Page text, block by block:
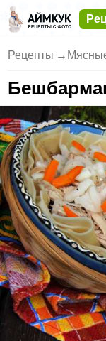
Рецепты →